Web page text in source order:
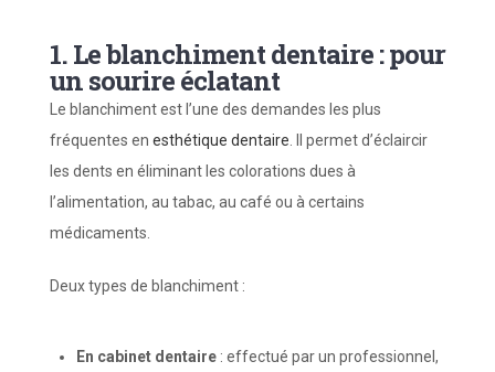
1. Le blanchiment dentaire : pour
un sourire éclatant
Le blanchiment est l’une des demandes les plus
fréquentes en esthétique dentaire . Il permet d’éclaircir
les dents en éliminant les colorations dues à
l’alimentation, au tabac, au café ou à certains
médicaments.
Deux types de blanchiment :
En cabinet dentaire : effectué par un professionnel,